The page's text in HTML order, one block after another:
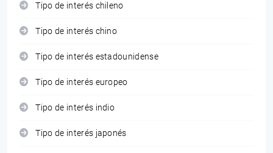
Tipo de interés chileno
Tipo de interés chino
Tipo de interés estadounidense
Tipo de interés europeo
Tipo de interés indio
Tipo de interés japonés